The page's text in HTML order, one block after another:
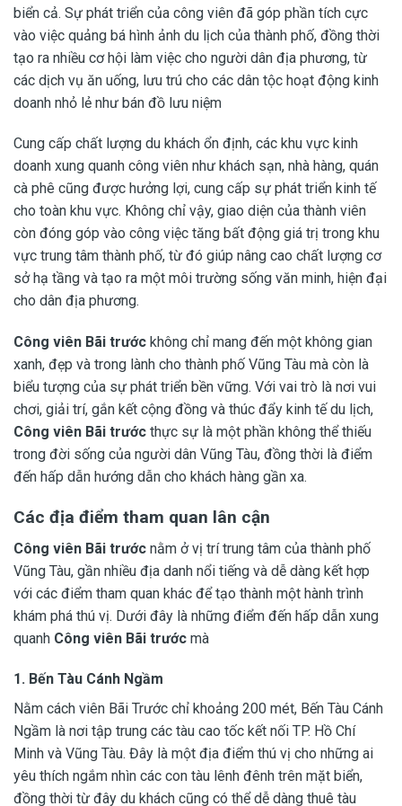
biển cả. Sự phát triển của công viên đã góp phần tích cực
vào việc quảng bá hình ảnh du lịch của thành phố, đồng thời
tạo ra nhiều cơ hội làm việc cho người dân địa phương, từ
các dịch vụ ăn uống, lưu trú cho các dân tộc hoạt động kinh
doanh nhỏ lẻ như bán đồ lưu niệm
Cung cấp chất lượng du khách ổn định, các khu vực kinh
doanh xung quanh công viên như khách sạn, nhà hàng, quán
cà phê cũng được hưởng lợi, cung cấp sự phát triển kinh tế
cho toàn khu vực. Không chỉ vậy, giao diện của thành viên
còn đóng góp vào công việc tăng bất động giá trị trong khu
vực trung tâm thành phố, từ đó giúp nâng cao chất lượng cơ
sở hạ tầng và tạo ra một môi trường sống văn minh, hiện đại
cho dân địa phương.
Công viên Bãi trước không chỉ mang đến một không gian
xanh, đẹp và trong lành cho thành phố Vũng Tàu mà còn là
biểu tượng của sự phát triển bền vững. Với vai trò là nơi vui
chơi, giải trí, gắn kết cộng đồng và thúc đẩy kinh tế du lịch,
Công viên Bãi trước thực sự là một phần không thể thiếu
trong đời sống của người dân Vũng Tàu, đồng thời là điểm
đến hấp dẫn hướng dẫn cho khách hàng gần xa.
Các địa điểm tham quan lân cận
Công viên Bãi trước nằm ở vị trí trung tâm của thành phố
Vũng Tàu, gần nhiều địa danh nổi tiếng và dễ dàng kết hợp
với các điểm tham quan khác để tạo thành một hành trình
khám phá thú vị. Dưới đây là những điểm đến hấp dẫn xung
quanh Công viên Bãi trước mà
1. Bến Tàu Cánh Ngầm
Nằm cách viên Bãi Trước chỉ khoảng 200 mét, Bến Tàu Cánh
Ngầm là nơi tập trung các tàu cao tốc kết nối TP. Hồ Chí
Minh và Vũng Tàu. Đây là một địa điểm thú vị cho những ai
yêu thích ngắm nhìn các con tàu lênh đênh trên mặt biển,
đồng thời từ đây du khách cũng có thể dễ dàng thuê tàu